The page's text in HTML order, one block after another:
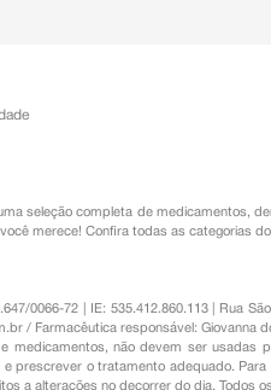
seleção completa de medicamentos ,
merece! Confira todas as categorias
0066-72 | IE: 535.412.860.113 | Rua
/ Farmacêutica responsável: Giovanna
medicamentos, não devem ser usadas
prescrever o tratamento adequado.
a alterações no decorrer do dia. Todos